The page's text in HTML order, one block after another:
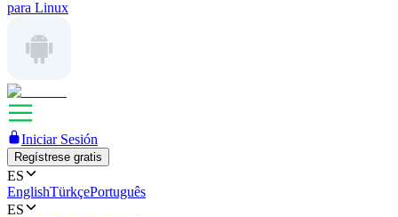
para Linux
Iniciar Sesión
Regístrese gratis
ES
EnglishTürkçePortuguês
ES